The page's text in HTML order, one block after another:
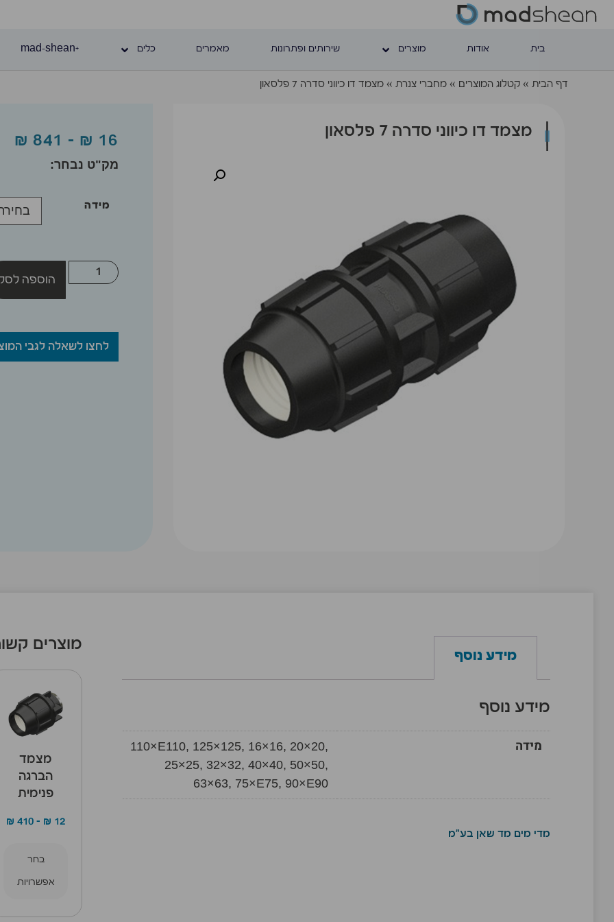
בית אודות מוצרים שירותים ופתרונות מאמרים כלים +mad-shean
דף הבית » קטלוג המוצרים » מחברי צנרת » מצמד דו כיווני סדרה 7 פלסאון
מצמד דו כיווני סדרה 7 פלסאון ₪ 16
–
₪ 841
מידה
הוספה
לחצו לשאלה לגבי
מידע נוסף
מידע נוסף
מידה
110×E110, 125×125, 16×16, 20×20,
25×25, 32×32, 40×40, 50×50,
63×63, 75×E75, 90×E90
מדי מים מד שאן בע"מ
מוצרים
מצמד
הברגה
פנימית
₪ 12
–
₪ 410
בחר
אפשרויות